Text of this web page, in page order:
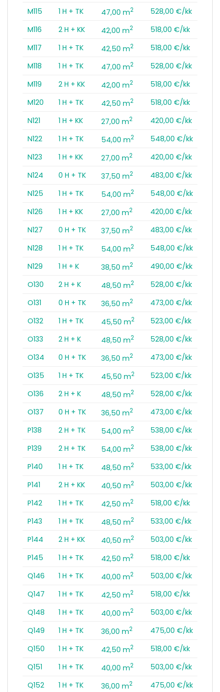
M115
1 H + TK 47,00 m2
528,00 €/kk
M116
2 H + KK 42,00 m2
518,00 €/kk
M117
1 H + TK 42,50 m2
518,00 €/kk
M118
1 H + TK 47,00 m2
528,00 €/kk
M119
2 H + KK 42,00 m2
518,00 €/kk
M120
1 H + TK 42,50 m2
518,00 €/kk
N121
1 H + KK 27,00 m2
420,00 €/kk
N122
1 H + TK 54,00 m2
548,00 €/kk
N123
1 H + KK 27,00 m2
420,00 €/kk
N124
0 H + TK 37,50 m2
483,00 €/kk
N125
1 H + TK 54,00 m2
548,00 €/kk
N126
1 H + KK 27,00 m2
420,00 €/kk
N127
0 H + TK 37,50 m2
483,00 €/kk
N128
1 H + TK 54,00 m2
548,00 €/kk
N129
1 H + K 38,50 m2
490,00 €/kk
O130
2 H + K 48,50 m2
528,00 €/kk
O131
0 H + TK 36,50 m2
473,00 €/kk
O132
1 H + TK 45,50 m2
523,00 €/kk
O133
2 H + K 48,50 m2
528,00 €/kk
O134
0 H + TK 36,50 m2
473,00 €/kk
O135
1 H + TK 45,50 m2
523,00 €/kk
O136
2 H + K 48,50 m2
528,00 €/kk
O137
0 H + TK 36,50 m2
473,00 €/kk
P138
2 H + TK 54,00 m2
538,00 €/kk
P139
2 H + TK 54,00 m2
538,00 €/kk
P140
1 H + TK 48,50 m2
533,00 €/kk
P141
2 H + KK 40,50 m2
503,00 €/kk
P142
1 H + TK 42,50 m2
518,00 €/kk
P143
1 H + TK 48,50 m2
533,00 €/kk
P144
2 H + KK 40,50 m2
503,00 €/kk
P145
1 H + TK 42,50 m2
518,00 €/kk
Q146
1 H + TK 40,00 m2
503,00 €/kk
Q147
1 H + TK 42,50 m2
518,00 €/kk
Q148
1 H + TK 40,00 m2
503,00 €/kk
Q149
1 H + TK 36,00 m2
475,00 €/kk
Q150
1 H + TK 42,50 m2
518,00 €/kk
Q151
1 H + TK 40,00 m2
503,00 €/kk
Q152
1 H + TK 36,00 m2
475,00 €/kk